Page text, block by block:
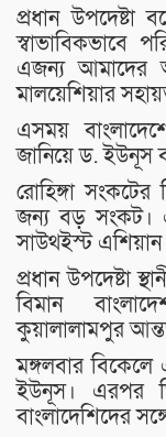
প্রধান উপদেষ্টা
স্বাভাবিকভাবে
এজন্য আমাদের
মালয়েশিয়ার
এসময়
জানিয়ে ড. ইউনূস
রোহিঙ্গা সংকটের
জন্য বড় সংকট।
সাউথইস্ট এশিয়ান
প্রধান উপদেষ্টা
বিমান
কুয়ালালামপুর
মঙ্গলবার
ইউনূস। এরপর
বাংলাদেশিদের